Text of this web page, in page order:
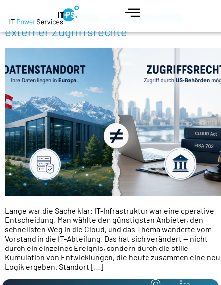
Datensouveränität und die Realität
externer Zugriffsrechte
Lange war die Sache klar: IT-Infrastruktur war eine operative
Entscheidung. Man wählte den günstigsten Anbieter, den
schnellsten Weg in die Cloud, und das Thema wanderte vom
Vorstand in die IT-Abteilung. Das hat sich verändert — nicht
durch ein einzelnes Ereignis, sondern durch die stille
Kumulation von Entwicklungen, die heute zusammen eine
Logik ergeben. Standort […]